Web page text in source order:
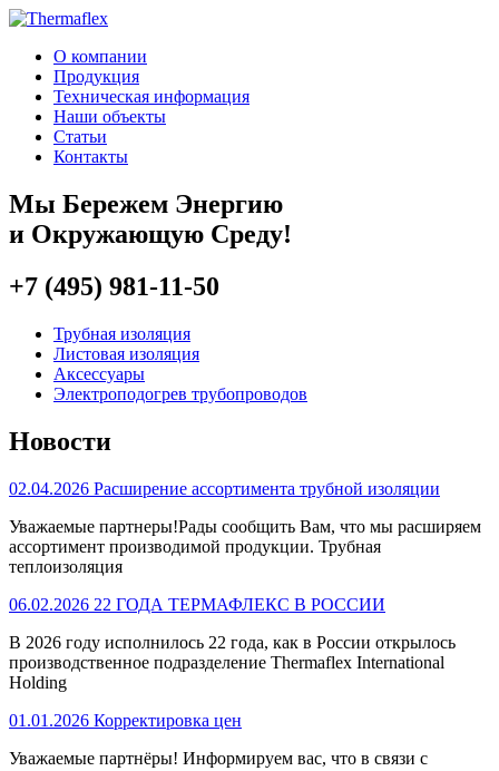
О компании
Продукция
Техническая информация
Наши объекты
Статьи
Контакты
Мы Бережем Энергию
и Окружающую Среду!
+7 (495) 981-11-50
Трубная изоляция
Листовая изоляция
Аксессуары
Электроподогрев трубопроводов
Новости
02.04.2026 Расширение ассортимента трубной изоляции
Уважаемые партнеры!Рады сообщить Вам, что мы расширяем
ассортимент производимой продукции. Трубная
теплоизоляция
06.02.2026 22 ГОДА ТЕРМАФЛЕКС В РОССИИ
В 2026 году исполнилось 22 года, как в России открылось
производственное подразделение Thermaflex International
Holding
01.01.2026 Корректировка цен
Уважаемые партнёры! Информируем вас, что в связи с